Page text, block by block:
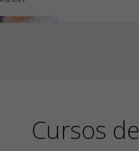
Cursos de